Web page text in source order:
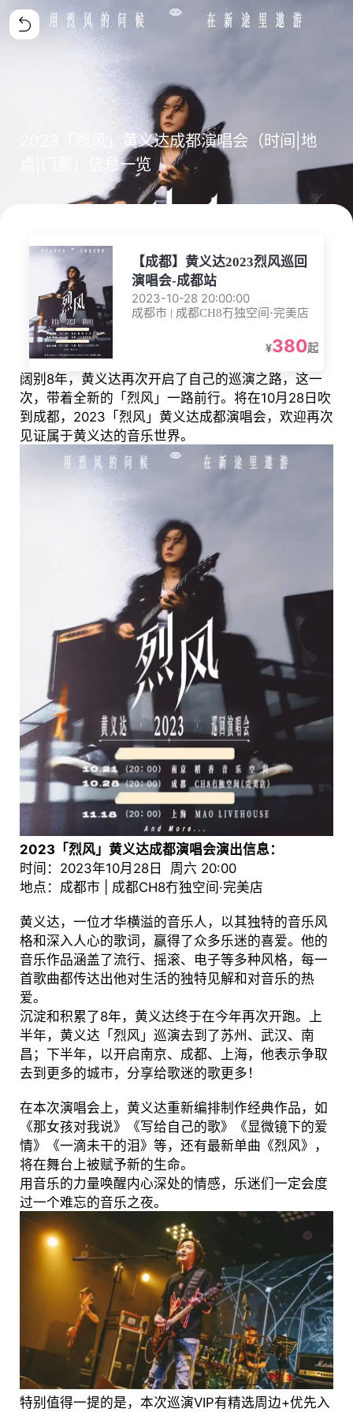
2023「烈风」黄义达成都演唱会（时间|地
点|门票）信息一览
【成都】黄义达2023烈风巡回
演唱会-成都站
2023-10-28 20:00:00
成都市 | 成都CH8冇独空间·完美店
¥380起
阔别8年，黄义达再次开启了自己的巡演之路，这一
次，带着全新的「烈风」一路前行。将在10月28日吹
到成都，2023「烈风」黄义达成都演唱会，欢迎再次
见证属于黄义达的音乐世界。
2023「烈风」黄义达成都演唱会演出信息：
时间：2023年10月28日 周六 20:00
地点：成都市 | 成都CH8冇独空间·完美店
黄义达，一位才华横溢的音乐人，以其独特的音乐风
格和深入人心的歌词，赢得了众多乐迷的喜爱。他的
音乐作品涵盖了流行、摇滚、电子等多种风格，每一
首歌曲都传达出他对生活的独特见解和对音乐的热
爱。
沉淀和积累了8年，黄义达终于在今年再次开跑。上
半年，黄义达「烈风」巡演去到了苏州、武汉、南
昌；下半年，以开启南京、成都、上海，他表示争取
去到更多的城市，分享给歌迷的歌更多！
在本次演唱会上，黄义达重新编排制作经典作品，如
《那女孩对我说》《写给自己的歌》《显微镜下的爱
情》《一滴未干的泪》等，还有最新单曲《烈风》，
将在舞台上被赋予新的生命。
用音乐的力量唤醒内心深处的情感，乐迷们一定会度
过一个难忘的音乐之夜。
特别值得一提的是，本次巡演VIP有精选周边+优先入